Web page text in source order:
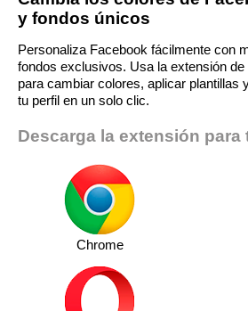
y fondos únicos
Personaliza Facebook fácilmente con
fondos exclusivos. Usa la extensión
para cambiar colores, aplicar plantillas
tu perfil en un solo clic.
Descarga la extensión para
Chrome